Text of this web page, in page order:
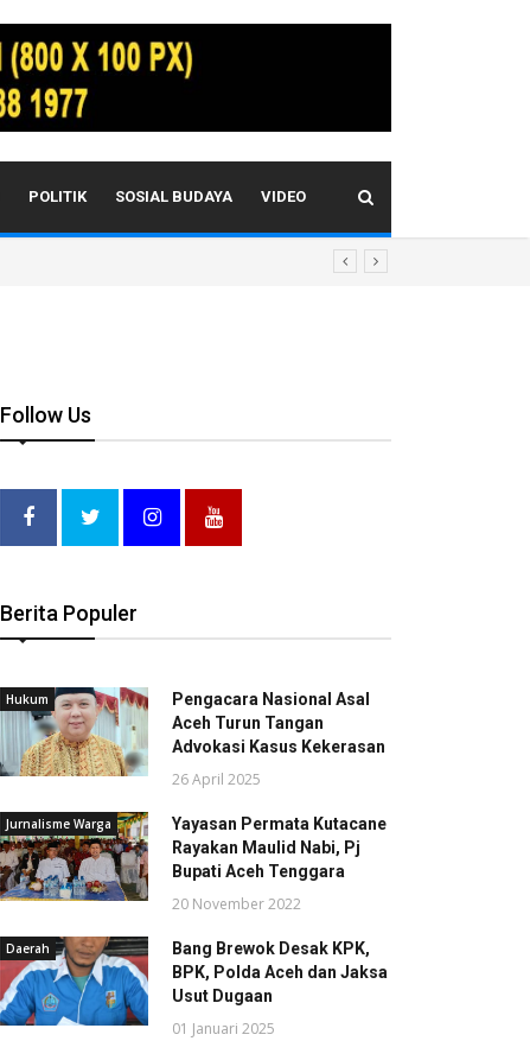
POLITIK SOSIAL BUDAYA VIDEO
Follow Us
Berita Populer
Hukum
Pengacara Nasional Asal
Aceh Turun Tangan
Advokasi Kasus Kekerasan
26 April 2025
Jurnalisme Warga
Yayasan Permata Kutacane
Rayakan Maulid Nabi, Pj
Bupati Aceh Tenggara
20 November 2022
Daerah
Bang Brewok Desak KPK,
BPK, Polda Aceh dan Jaksa
Usut Dugaan
01 Januari 2025